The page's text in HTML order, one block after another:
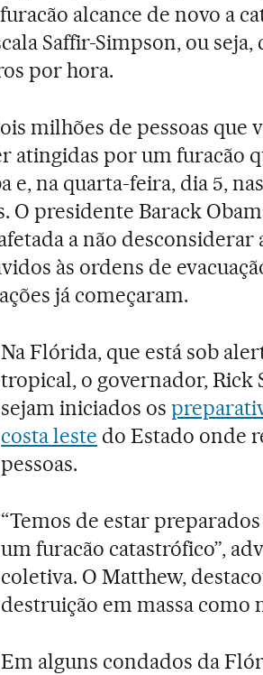
alcance de novo a
Saffir-Simpson, ou
por hora.
milhões de pessoas que
atingidas por um furacão
e, na quarta-feira, dia 5,
O presidente Barack
a não desconsiderar
às ordens de
já começaram.
Na Flórida, que está sob
tropical, o governador, Rick
sejam iniciados os
costa leste do Estado onde
pessoas.
“Temos de estar
um furacão catastrófico”,
coletiva. O Matthew,
destruição em massa como
Em alguns condados da